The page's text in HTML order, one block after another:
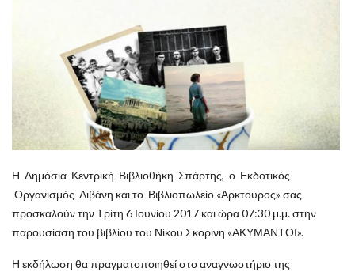
Η Δημόσια Κεντρική Βιβλιοθήκη Σπάρτης, ο Εκδοτικός
Οργανισμός Λιβάνη και το Βιβλιοπωλείο «Αρκτούρος» σας
προσκαλούν την Τρίτη 6 Ιουνίου 2017 και ώρα 07:30 μ.μ. στην
παρουσίαση του βιβλίου του Νίκου Σκορίνη «ΑΚΥΜΑΝΤΟΙ».
Η εκδήλωση θα πραγματοποιηθεί στο αναγνωστήριο της